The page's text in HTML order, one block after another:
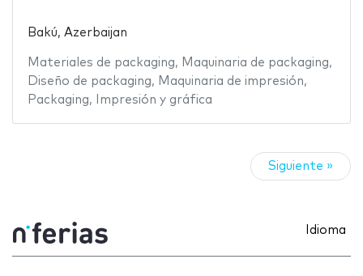
Bakú, Azerbaijan
Materiales de packaging, Maquinaria de packaging,
Diseño de packaging, Maquinaria de impresión,
Packaging, Impresión y gráfica
Siguiente »
Idioma